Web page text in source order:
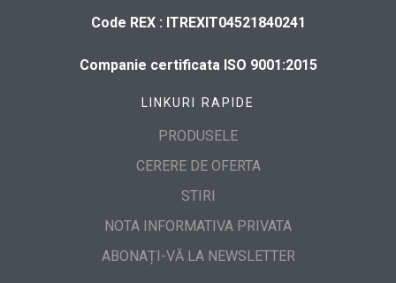
Code REX : ITREXIT04521840241
Companie certificata ISO 9001:2015
LINKURI RAPIDE
PRODUSELE
CERERE DE OFERTA
STIRI
NOTA INFORMATIVA PRIVATA
ABONAȚI-VĂ LA NEWSLETTER